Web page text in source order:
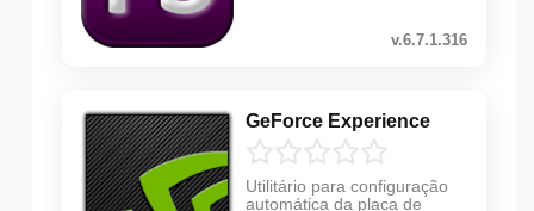
v.6.7.1.316
GeForce Experience
Utilitário para configuração
automática da placa de